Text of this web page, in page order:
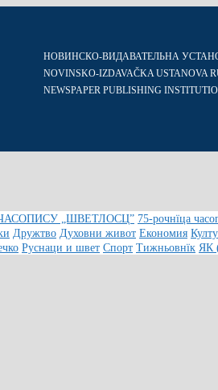
НОВИНСКО-ВИДАВАТЕЛЬНА
NOVINSKO-IZDAVAČKA USTANOVA
NEWSPAPER PUBLISHING
„ШВЕТЛОСЦ” 75-рочнїца
Дружтво Духовни живот Економия
Руснаци и швет Спорт Тижньовнїк ЯК